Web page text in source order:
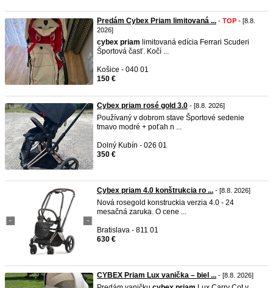
Predám Cybex Priam limitovaná ... - TOP - [8.8.
2026]
cybex priam limitovaná edícia Ferrari Scuderi
Športová časť. Kočí ...
Košice - 040 01
150 €
Cybex priam rosé gold 3.0 - [8.8. 2026]
Používaný v dobrom stave Športové sedenie
tmavo modré + poťah n ...
Dolný Kubín - 026 01
350 €
Cybex priam 4.0 konštrukcia ro ... - [8.8. 2026]
Nová rosegold konstruckia verzia 4.0 - 24
mesačná zaruka. O cene ...
Bratislava - 811 01
630 €
CYBEX Priam Lux vanička – biel ... - [8.8. 2026]